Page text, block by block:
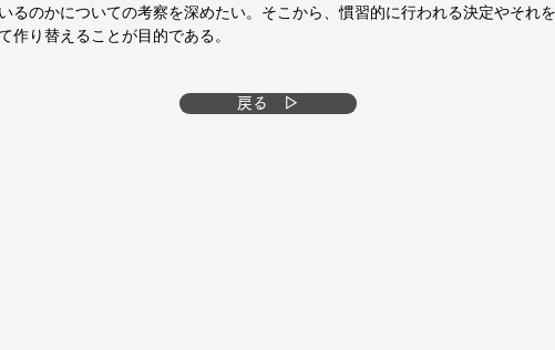
るのかについての考察を深めたい。そこから、慣習的に行われる決定やそれ
作り替えることが目的である。
戻る ▷